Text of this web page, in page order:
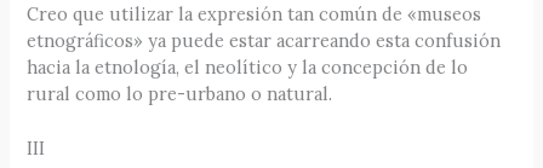
Creo que utilizar la expresión tan común de «museos
etnográficos» ya puede estar acarreando esta confusión
hacia la etnología, el neolítico y la concepción de lo
rural como lo pre-urbano o natural.
III